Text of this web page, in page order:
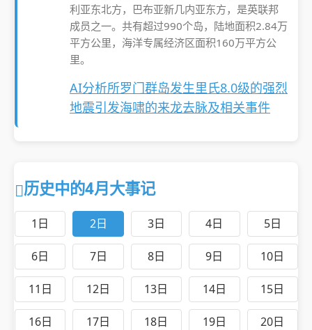
利亚东北方，巴布亚新几内亚东方，是英联邦
成员之一。共有超过990个岛，陆地面积2.84万
平方公里，海洋专属经济区面积160万平方公
里。
AI分析所罗门群岛发生里氏8.0级的强烈
地震引发海啸的来龙去脉及相关事件
历史中的4月大事记
1日 2日 3日 4日 5日
6日 7日 8日 9日 10日
11日 12日 13日 14日 15日
16日 17日 18日 19日 20日